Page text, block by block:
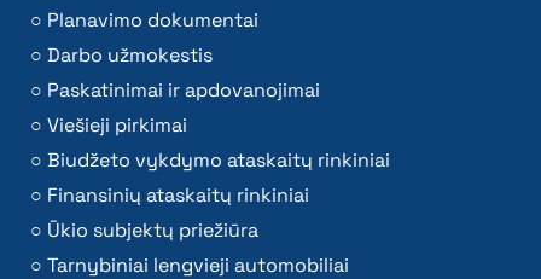
Planavimo dokumentai
Darbo užmokestis
Paskatinimai ir apdovanojimai
Viešieji pirkimai
Biudžeto vykdymo ataskaitų rinkiniai
Finansinių ataskaitų rinkiniai
Ūkio subjektų priežiūra
Tarnybiniai lengvieji automobiliai